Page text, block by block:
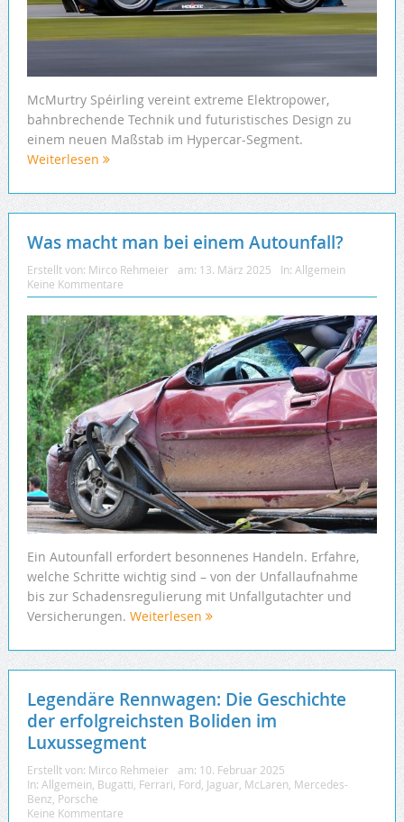
McMurtry Spéirling vereint extreme Elektropower,
bahnbrechende Technik und futuristisches Design zu
einem neuen Maßstab im Hypercar-Segment.
Weiterlesen
Was macht man bei einem Autounfall?
Erstellt von: Mirco Rehmeier am: 13. März 2025 In: Allgemein
Keine Kommentare
Ein Autounfall erfordert besonnenes Handeln. Erfahre,
welche Schritte wichtig sind – von der Unfallaufnahme
bis zur Schadensregulierung mit Unfallgutachter und
Versicherungen. Weiterlesen
Legendäre Rennwagen: Die Geschichte
der erfolgreichsten Boliden im
Luxussegment
Erstellt von: Mirco Rehmeier am: 10. Februar 2025
In: Allgemein Bugatti Ferrari Ford Jaguar, McLaren Mercedes-
Benz Porsche
Keine Kommentare